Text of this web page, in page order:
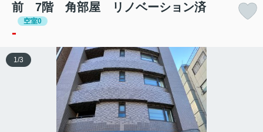
前 7階 角部屋 リノベーション済
空室0
-
1/3